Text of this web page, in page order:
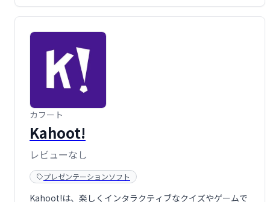
カフート
Kahoot!
レビューなし
プレゼンテーションソフト
Kahoot!は、楽しくインタラクティブなクイズやゲームで